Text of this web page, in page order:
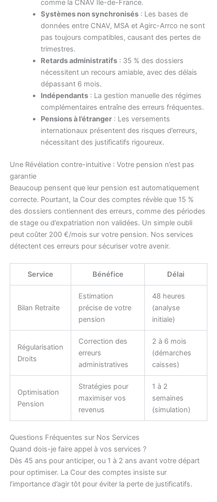
comme la CNAV Île-de-France.
Systèmes non synchronisés: Les bases de
données entre CNAV, MSA et Agirc-Arrco ne sont
pas toujours compatibles, causant des pertes de
trimestres.
Retards administratifs: 35 % des dossiers
nécessitent un recours amiable, avec des délais
dépassant 6 mois.
Indépendants: La gestion manuelle des régimes
complémentaires entraîne des erreurs fréquentes.
Pensions à l’étranger: Les versements
internationaux présentent des risques d’erreurs,
nécessitant des justificatifs rigoureux.
Une Révélation contre-intuitive : Votre pension n’est pas
garantie
Beaucoup pensent que leur pension est automatiquement
correcte. Pourtant, la Cour des comptes révèle que 15 %
des dossiers contiennent des erreurs, comme des périodes
de stage ou d’expatriation non validées. Un simple oubli
peut coûter 200 €/mois sur votre pension. Nos services
détectent ces erreurs pour sécuriser votre avenir.
Service Bénéfice Délai
Bilan Retraite
Estimation
précise de votre
pension
48 heures
(analyse
initiale)
Régularisation
Droits
Correction des
erreurs
administratives
2 à 6 mois
(démarches
caisses)
Optimisation
Pension
Stratégies pour
maximiser vos
revenus
1 à 2
semaines
(simulation)
Questions Fréquentes sur Nos Services
Quand dois-je faire appel à vos services ?
Dès 45 ans pour anticiper, ou 1 à 2 ans avant votre départ
pour optimiser. La Cour des comptes insiste sur
l’importance d’agir tôt pour éviter la perte de justificatifs.